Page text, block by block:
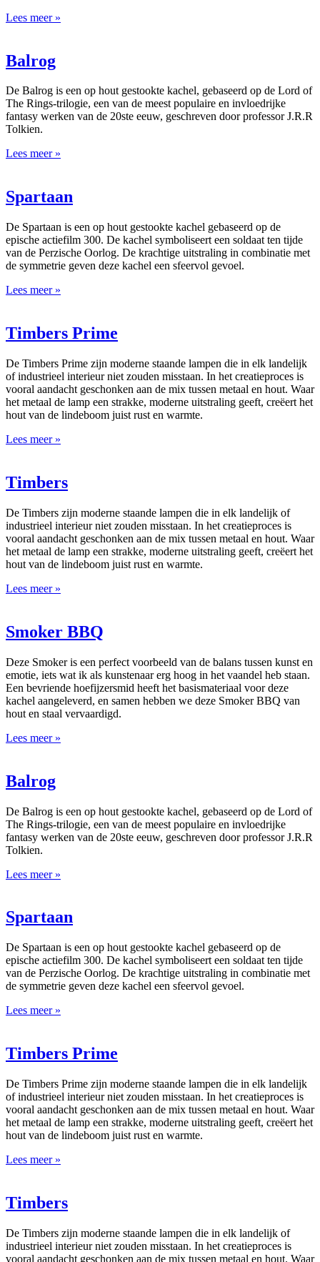
Lees meer »
Balrog
De Balrog is een op hout gestookte kachel, gebaseerd op de Lord of
The Rings-trilogie, een van de meest populaire en invloedrijke
fantasy werken van de 20ste eeuw, geschreven door professor J.R.R
Tolkien.
Lees meer »
Spartaan
De Spartaan is een op hout gestookte kachel gebaseerd op de
epische actiefilm 300. De kachel symboliseert een soldaat ten tijde
van de Perzische Oorlog. De krachtige uitstraling in combinatie met
de symmetrie geven deze kachel een sfeervol gevoel.
Lees meer »
Timbers Prime
De Timbers Prime zijn moderne staande lampen die in elk landelijk
of industrieel interieur niet zouden misstaan. In het creatieproces is
vooral aandacht geschonken aan de mix tussen metaal en hout. Waar
het metaal de lamp een strakke, moderne uitstraling geeft, creëert het
hout van de lindeboom juist rust en warmte.
Lees meer »
Timbers
De Timbers zijn moderne staande lampen die in elk landelijk of
industrieel interieur niet zouden misstaan. In het creatieproces is
vooral aandacht geschonken aan de mix tussen metaal en hout. Waar
het metaal de lamp een strakke, moderne uitstraling geeft, creëert het
hout van de lindeboom juist rust en warmte.
Lees meer »
Smoker BBQ
Deze Smoker is een perfect voorbeeld van de balans tussen kunst en
emotie, iets wat ik als kunstenaar erg hoog in het vaandel heb staan.
Een bevriende hoefijzersmid heeft het basismateriaal voor deze
kachel aangeleverd, en samen hebben we deze Smoker BBQ van
hout en staal vervaardigd.
Lees meer »
Balrog
De Balrog is een op hout gestookte kachel, gebaseerd op de Lord of
The Rings-trilogie, een van de meest populaire en invloedrijke
fantasy werken van de 20ste eeuw, geschreven door professor J.R.R
Tolkien.
Lees meer »
Spartaan
De Spartaan is een op hout gestookte kachel gebaseerd op de
epische actiefilm 300. De kachel symboliseert een soldaat ten tijde
van de Perzische Oorlog. De krachtige uitstraling in combinatie met
de symmetrie geven deze kachel een sfeervol gevoel.
Lees meer »
Timbers Prime
De Timbers Prime zijn moderne staande lampen die in elk landelijk
of industrieel interieur niet zouden misstaan. In het creatieproces is
vooral aandacht geschonken aan de mix tussen metaal en hout. Waar
het metaal de lamp een strakke, moderne uitstraling geeft, creëert het
hout van de lindeboom juist rust en warmte.
Lees meer »
Timbers
De Timbers zijn moderne staande lampen die in elk landelijk of
industrieel interieur niet zouden misstaan. In het creatieproces is
vooral aandacht geschonken aan de mix tussen metaal en hout. Waar